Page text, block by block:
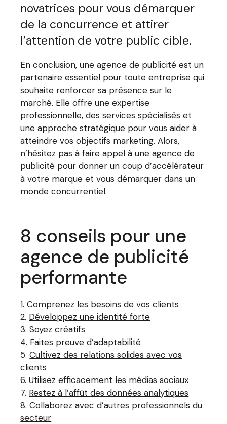
novatrices pour vous démarquer
de la concurrence et attirer
l’attention de votre public cible.
En conclusion, une agence de publicité est un
partenaire essentiel pour toute entreprise qui
souhaite renforcer sa présence sur le
marché. Elle offre une expertise
professionnelle, des services spécialisés et
une approche stratégique pour vous aider à
atteindre vos objectifs marketing. Alors,
n’hésitez pas à faire appel à une agence de
publicité pour donner un coup d’accélérateur
à votre marque et vous démarquer dans un
monde concurrentiel.
8 conseils pour une
agence de publicité
performante
Comprenez les besoins de vos clients
Développez une identité forte
Soyez créatifs
Faites preuve d’adaptabilité
Cultivez des relations solides avec vos
clients
Utilisez efficacement les médias sociaux
Restez à l’affût des données analytiques
Collaborez avec d’autres professionnels du
secteur